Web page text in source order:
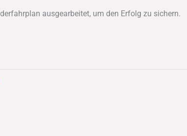
ausgearbeitet, um den Erfolg zu sichern.